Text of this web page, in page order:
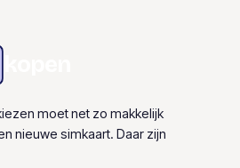
moet net zo makkelijk
nieuwe simkaart. Daar zijn